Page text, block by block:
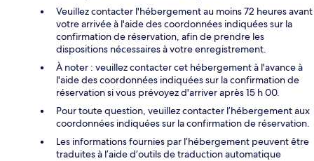
Veuillez contacter l'hébergement au moins 72 heures avant
votre arrivée à l'aide des coordonnées indiquées sur la
confirmation de réservation, afin de prendre les
dispositions nécessaires à votre enregistrement.
À noter : veuillez contacter cet hébergement à l'avance à
l'aide des coordonnées indiquées sur la confirmation de
réservation si vous prévoyez d'arriver après 15 h 00.
Pour toute question, veuillez contacter l’hébergement aux
coordonnées indiquées sur la confirmation de réservation.
Les informations fournies par l’hébergement peuvent être
traduites à l’aide d’outils de traduction automatique